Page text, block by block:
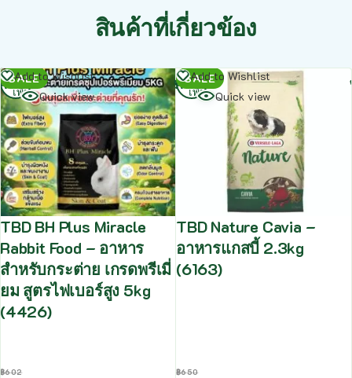
สินค้าที่เกี่ยวข้อง
SALE
Add to Wishlist
Quick view
TBD BH Plus Miracle
Rabbit Food – อาหาร
สำหรับกระต่าย เกรดพรีเมี่
ยม สูตรไฟเบอร์สูง 5kg
(4426)
฿602
อ่าน
เพิ่ม
SALE
Add to Wishlist
Quick view
TBD Nature Cavia –
อาหารแกสบี้ 2.3kg
(6163)
฿650
อ่าน
เพิ่ม